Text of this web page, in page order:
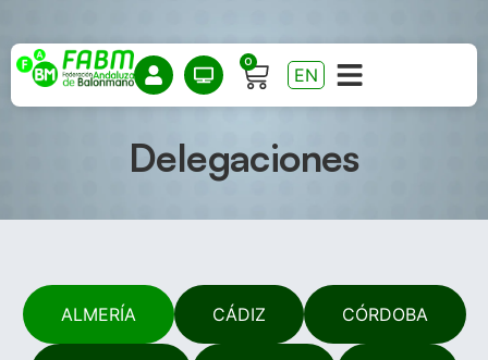
0
EN
Delegaciones
ALMERÍA CÁDIZ CÓRDOBA